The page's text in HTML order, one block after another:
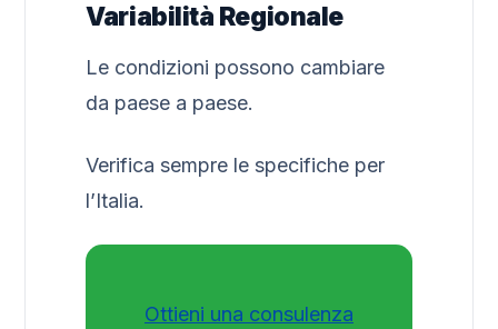
Variabilità Regionale
Le condizioni possono cambiare
da paese a paese.
Verifica sempre le specifiche per
l’Italia.
Ottieni una consulenza